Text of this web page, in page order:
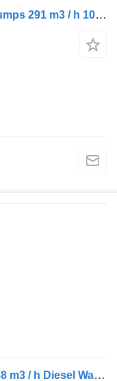
IVECO 8361 - I Ingersoll Dresser Pumps 291 m3 / h 10 Bar Diesel Waterp
Cummins 4BT / B3.8-C Firepack 138 m3 / h Diesel Waterpomp as New ! 204 h